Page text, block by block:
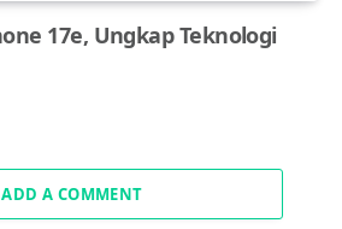
17e, Ungkap Teknologi
ADD A COMMENT